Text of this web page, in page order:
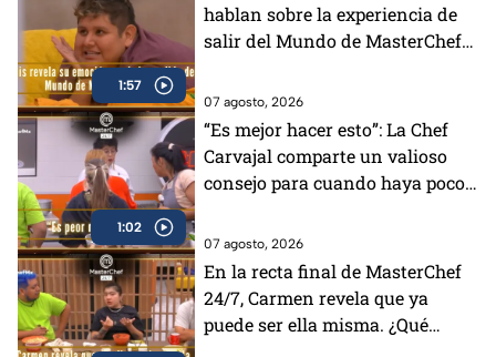
1:57
hablan sobre la experiencia de
salir del Mundo de MasterChef
07 agosto, 2026
1:02
“Es mejor hacer esto”: La Chef
Carvajal comparte un valioso
consejo para cuando haya poco
(VIDEO)
07 agosto, 2026
En la recta final de MasterChef
24/7, Carmen revela que ya
puede ser ella misma. ¿Qué